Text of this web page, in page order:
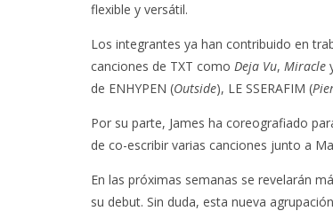
flexible y versátil.
Los integrantes ya han contribuido en
canciones de TXT como Deja Vu, Miracle
de ENHYPEN (Outside), LE SSERAFIM (
Por su parte, James ha coreografiado
de co-escribir varias canciones junto a
En las próximas semanas se revelarán
su debut. Sin duda, esta nueva